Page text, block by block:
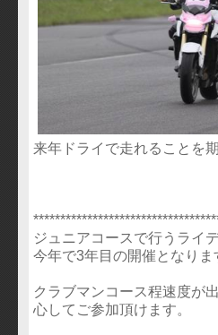
来年ドライで走れることを
ジュニアコースで行うライ
今年で3年目の開催となりま
クラブマンコース程速度が
心してご参加頂けます。